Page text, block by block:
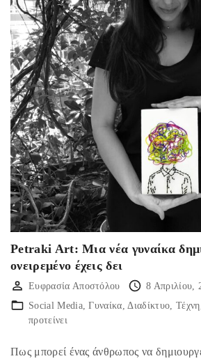
Petraki Art: Μια νέα γυναίκα
ονειρεμένο έχεις δει
Ευφρασία Αποστόλου
8 Απριλίου,
Social Media Γυναίκα Διαδίκτυο Τέχνη
προτείνει
Πως μπορεί ένας άνθρωπος να